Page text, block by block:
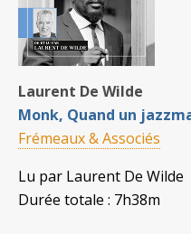
Laurent De Wilde
Monk, Quand un
Frémeaux & Associés
Lu par Laurent De Wilde
Durée totale : 7h38m